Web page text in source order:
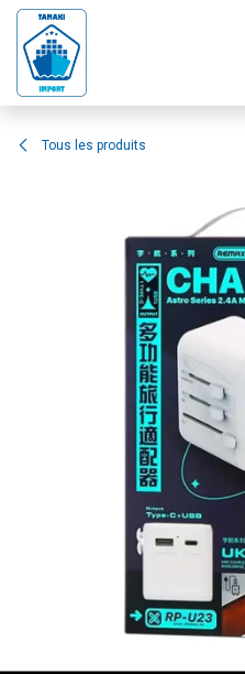
Se rendre au contenu
Tous les produits